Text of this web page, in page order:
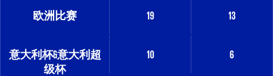
欧洲比赛 19 13
意大利杯&意大利超
级杯
10 6